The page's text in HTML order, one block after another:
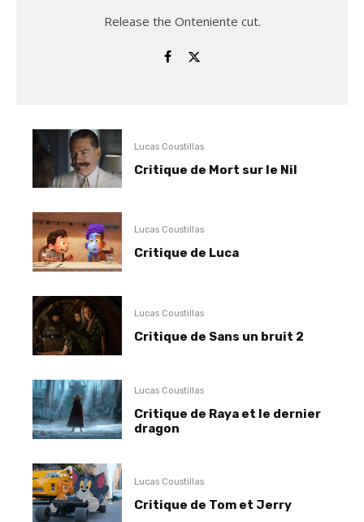
Release the Onteniente cut.
Lucas Coustillas
Critique de Mort sur le Nil
Lucas Coustillas
Critique de Luca
Lucas Coustillas
Critique de Sans un bruit 2
Lucas Coustillas
Critique de Raya et le dernier
dragon
Lucas Coustillas
Critique de Tom et Jerry